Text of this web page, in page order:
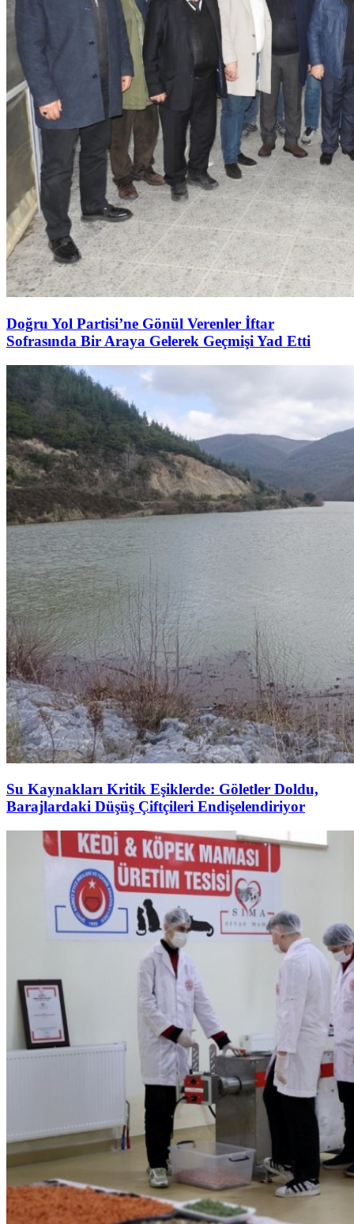
Doğru Yol Partisi’ne Gönül Verenler İftar
Sofrasında Bir Araya Gelerek Geçmişi Yad Etti
Su Kaynakları Kritik Eşiklerde: Göletler Doldu,
Barajlardaki Düşüş Çiftçileri Endişelendiriyor